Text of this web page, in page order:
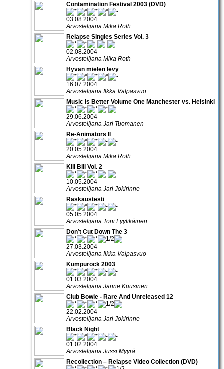
Contamination Festival 2003 (DVD)
03.08.2004
Arvostelijana Mika Roth
Relapse Singles Series Vol. 3
02.08.2004
Arvostelijana Mika Roth
Hyvän mielen levy
16.07.2004
Arvostelijana Ilkka Valpasvuo
Music Is Better Volume One Manchester vs. Helsinki
29.06.2004
Arvostelijana Jari Tuomanen
Re-Animators II
20.05.2004
Arvostelijana Mika Roth
Kill Bill Vol. 2
10.05.2004
Arvostelijana Jari Jokirinne
Raskaustesti
05.05.2004
Arvostelijana Toni Lyytikäinen
Don’t Cut Down The 3
27.03.2004
Arvostelijana Ilkka Valpasvuo
Kumpurock 2003
01.03.2004
Arvostelijana Janne Kuusinen
Club Bowie - Rare And Unreleased 12
22.02.2004
Arvostelijana Jari Jokirinne
Black Night
01.02.2004
Arvostelijana Jussi Myyrä
Recollection – Relapse Video Collection (DVD)